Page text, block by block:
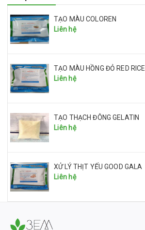
TẠO MÀU COLOREN
Liên hệ
TẠO MÀU HỒNG ĐỎ RED RICE I
Liên hệ
TẠO THẠCH ĐÔNG GELATIN
Liên hệ
XỬ LÝ THỊT YẾU GOOD GALA
Liên hệ